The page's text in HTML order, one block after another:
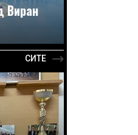
Виран
СИТЕ